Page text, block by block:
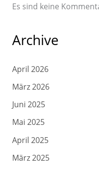
Es sind keine
Archive
April 2026
März 2026
Juni 2025
Mai 2025
April 2025
März 2025